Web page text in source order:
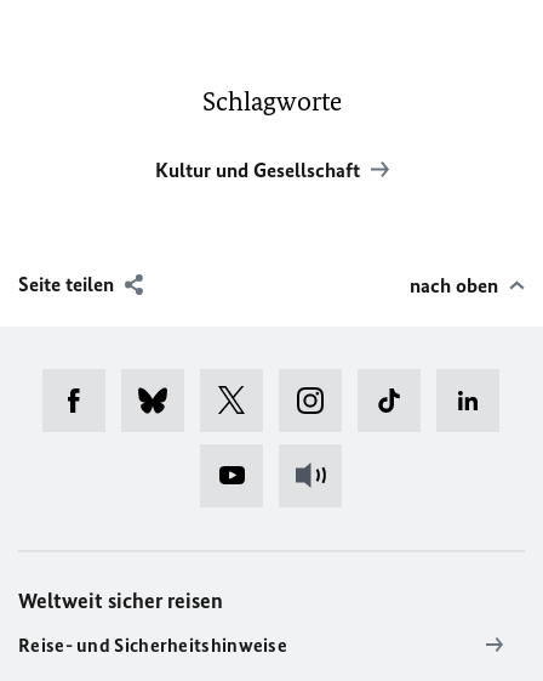
Schlagworte
Kultur und Gesellschaft
Seite teilen nach oben
Weltweit sicher reisen
Reise- und Sicherheitshinweise